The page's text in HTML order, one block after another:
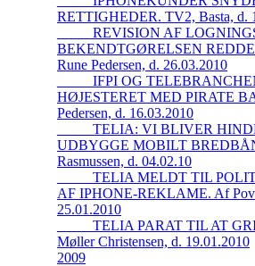
RETTIGHEDER. TV2, Basta, d.
_____REVISION AF
BEKENDTGØRELSEN
Rune Pedersen, d. 26.03.2010
_____IFPI OG
HØJESTERET MED PIRATE
Pedersen, d. 16.03.2010
_____TELIA: VI BLIVER
UDBYGGE MOBILT
Rasmussen, d. 04.02.10
_____TELIA MELDT TIL
AF IPHONE-REKLAME. Af Povl
25.01.2010
_____TELIA PARAT TIL AT
Møller Christensen, d. 19.01.2010
2009